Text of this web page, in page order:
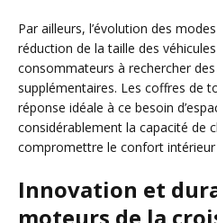
Par ailleurs, l’évolution des
réduction de la taille des
consommateurs à rechercher
supplémentaires. Les coffres de
réponse idéale à ce besoin
considérablement la capacité de
compromettre le confort intérieur
Innovation et
moteurs de la